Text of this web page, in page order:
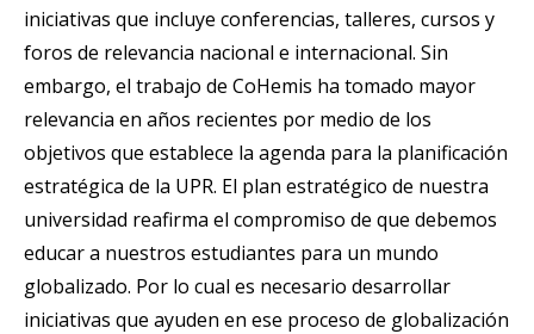
iniciativas que incluye conferencias, talleres, cursos y
foros de relevancia nacional e internacional. Sin
embargo, el trabajo de CoHemis ha tomado mayor
relevancia en años recientes por medio de los
objetivos que establece la agenda para la planificación
estratégica de la UPR. El plan estratégico de nuestra
universidad reafirma el compromiso de que debemos
educar a nuestros estudiantes para un mundo
globalizado. Por lo cual es necesario desarrollar
iniciativas que ayuden en ese proceso de globalización